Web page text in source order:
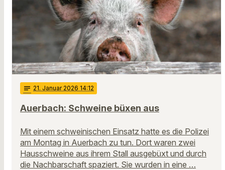
notes 21. Januar 2026 14:12
Auerbach: Schweine büxen aus
Mit einem schweinischen Einsatz hatte es die Polizei
am Montag in Auerbach zu tun. Dort waren zwei
Hausschweine aus ihrem Stall ausgebüxt und durch
die Nachbarschaft spaziert. Sie wurden in eine …